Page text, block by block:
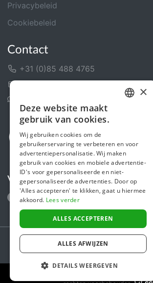
Privacybeleid
Cookiebeleid
Contact
+31 (0)85 488 4765
Volg ons
Secure payments powered by
Steunactie is een initiatief van Sponsor Europe
ENGLISH
×
Deze website maakt
gebruik van cookies.
Wij gebruiken cookies om de
gebruikerservaring te verbeteren en voor
advertentiepersonalisatie. Wij maken
gebruik van cookies en mobiele advertentie-
ID's voor gepersonaliseerde en niet-
gepersonaliseerde advertenties. Door op
'Alles accepteren' te klikken, gaat u hiermee
akkoord. Lees verder
ALLES ACCEPTEREN
ALLES AFWIJZEN
DETAILS WEERGEVEN